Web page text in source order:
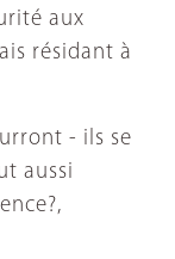
aux
résidant à
- ils se
aussi